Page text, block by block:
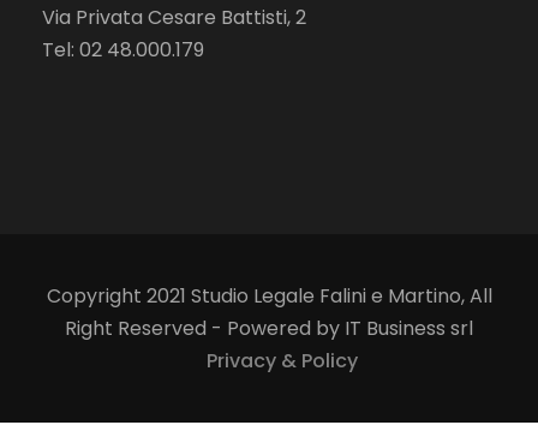
Via Privata Cesare Battisti, 2
Tel: 02 48.000.179
Copyright 2021 Studio Legale Falini e Martino, All
Right Reserved - Powered by IT Business srl
Privacy & Policy